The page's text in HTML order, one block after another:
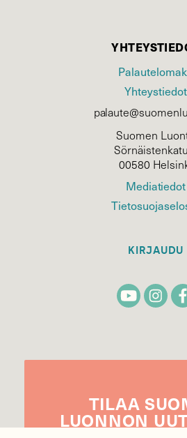
Yhteystiedot
Suomen
00580
Mediatiedot
KIRJAUDU
TILAA
LUONNON